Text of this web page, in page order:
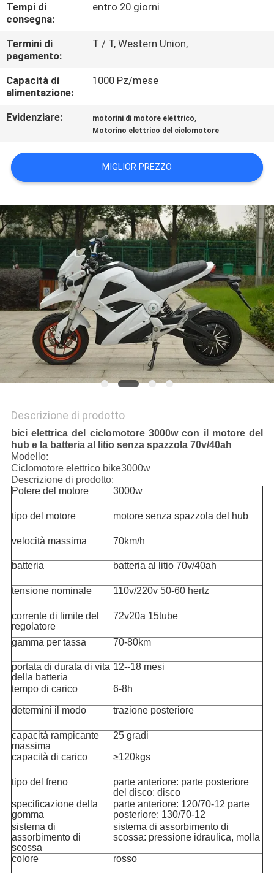
RICHIEDA
UNA
CITAZIONE
DEL
SITO
POLITICA
SULLA
PRIVACY
Tempi di
consegna:
entro 20 giorni
Termini di
pagamento:
T / T, Western Union,
Capacità di
alimentazione:
1000 Pz/mese
Evidenziare: motorini di motore elettrico,
Motorino elettrico del ciclomotore
MIGLIOR PREZZO
Descrizione di prodotto
bici elettrica del ciclomotore 3000w con il motore del
hub e la batteria al litio senza spazzola 70v/40ah
Modello:
Ciclomotore elettrico bike3000w
Descrizione di prodotto:
Potere del motore
3000w
tipo del motore motore senza spazzola del hub
velocità massima 70km/h
batteria batteria al litio 70v/40ah
tensione nominale 110v/220v 50-60 hertz
corrente di limite del
regolatore
72v20a 15tube
gamma per tassa 70-80km
portata di durata di vita
della batteria
12--18 mesi
tempo di carico 6-8h
determini il modo trazione posteriore
capacità rampicante
massima
25 gradi
capacità di carico ≥120kgs
tipo del freno
parte anteriore: parte posteriore
del disco: disco
specificazione della
gomma
parte anteriore: 120/70-12 parte
posteriore: 130/70-12
sistema di
assorbimento di
scossa
sistema di assorbimento di
scossa: pressione idraulica, molla
colore rosso